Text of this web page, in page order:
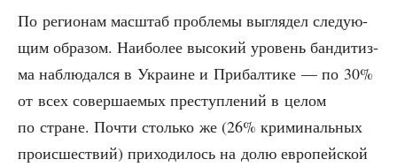
По реги­о­нам мас­штаб про­бле­мы выгля­дел сле­ду­ю­
щим обра­зом. Наи­бо­лее высо­кий уро­вень бан­ди­тиз­
ма наблю­дал­ся в Укра­ине и При­бал­ти­ке — по 30%
от всех совер­ша­е­мых пре­ступ­ле­ний в целом
по стране. Почти столь­ко же (26% кри­ми­наль­ных
про­ис­ше­ствий) при­хо­ди­лось на долю евро­пей­ской